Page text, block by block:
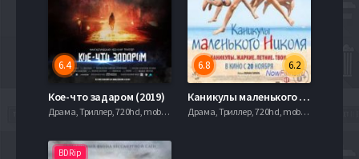
6.4
Кое-что задаром (2019)
Драма, Триллер, 720hd, mobilen,
6.2
6.8
Каникулы маленького Николя (2014)
Драма, Триллер, 720hd, mobilen,
BDRip